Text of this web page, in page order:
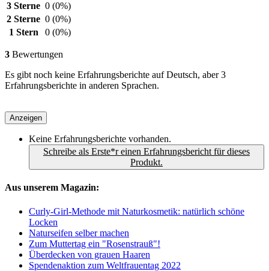
3 Sterne 0 (0%)
2 Sterne 0 (0%)
1 Stern
0 (0%)
3 Bewertungen
Es gibt noch keine Erfahrungsberichte auf Deutsch, aber 3
Erfahrungsberichte in anderen Sprachen.
Anzeigen
Keine Erfahrungsberichte vorhanden.
Schreibe als Erste*r einen Erfahrungsbericht für dieses
Produkt.
Aus unserem Magazin:
Curly-Girl-Methode mit Naturkosmetik: natürlich schöne
Locken
Naturseifen selber machen
Zum Muttertag ein "Rosenstrauß"!
Überdecken von grauen Haaren
Spendenaktion zum Weltfrauentag 2022